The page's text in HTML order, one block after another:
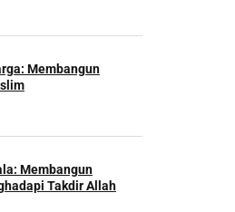
Membangun
Membangun
Takdir Allah